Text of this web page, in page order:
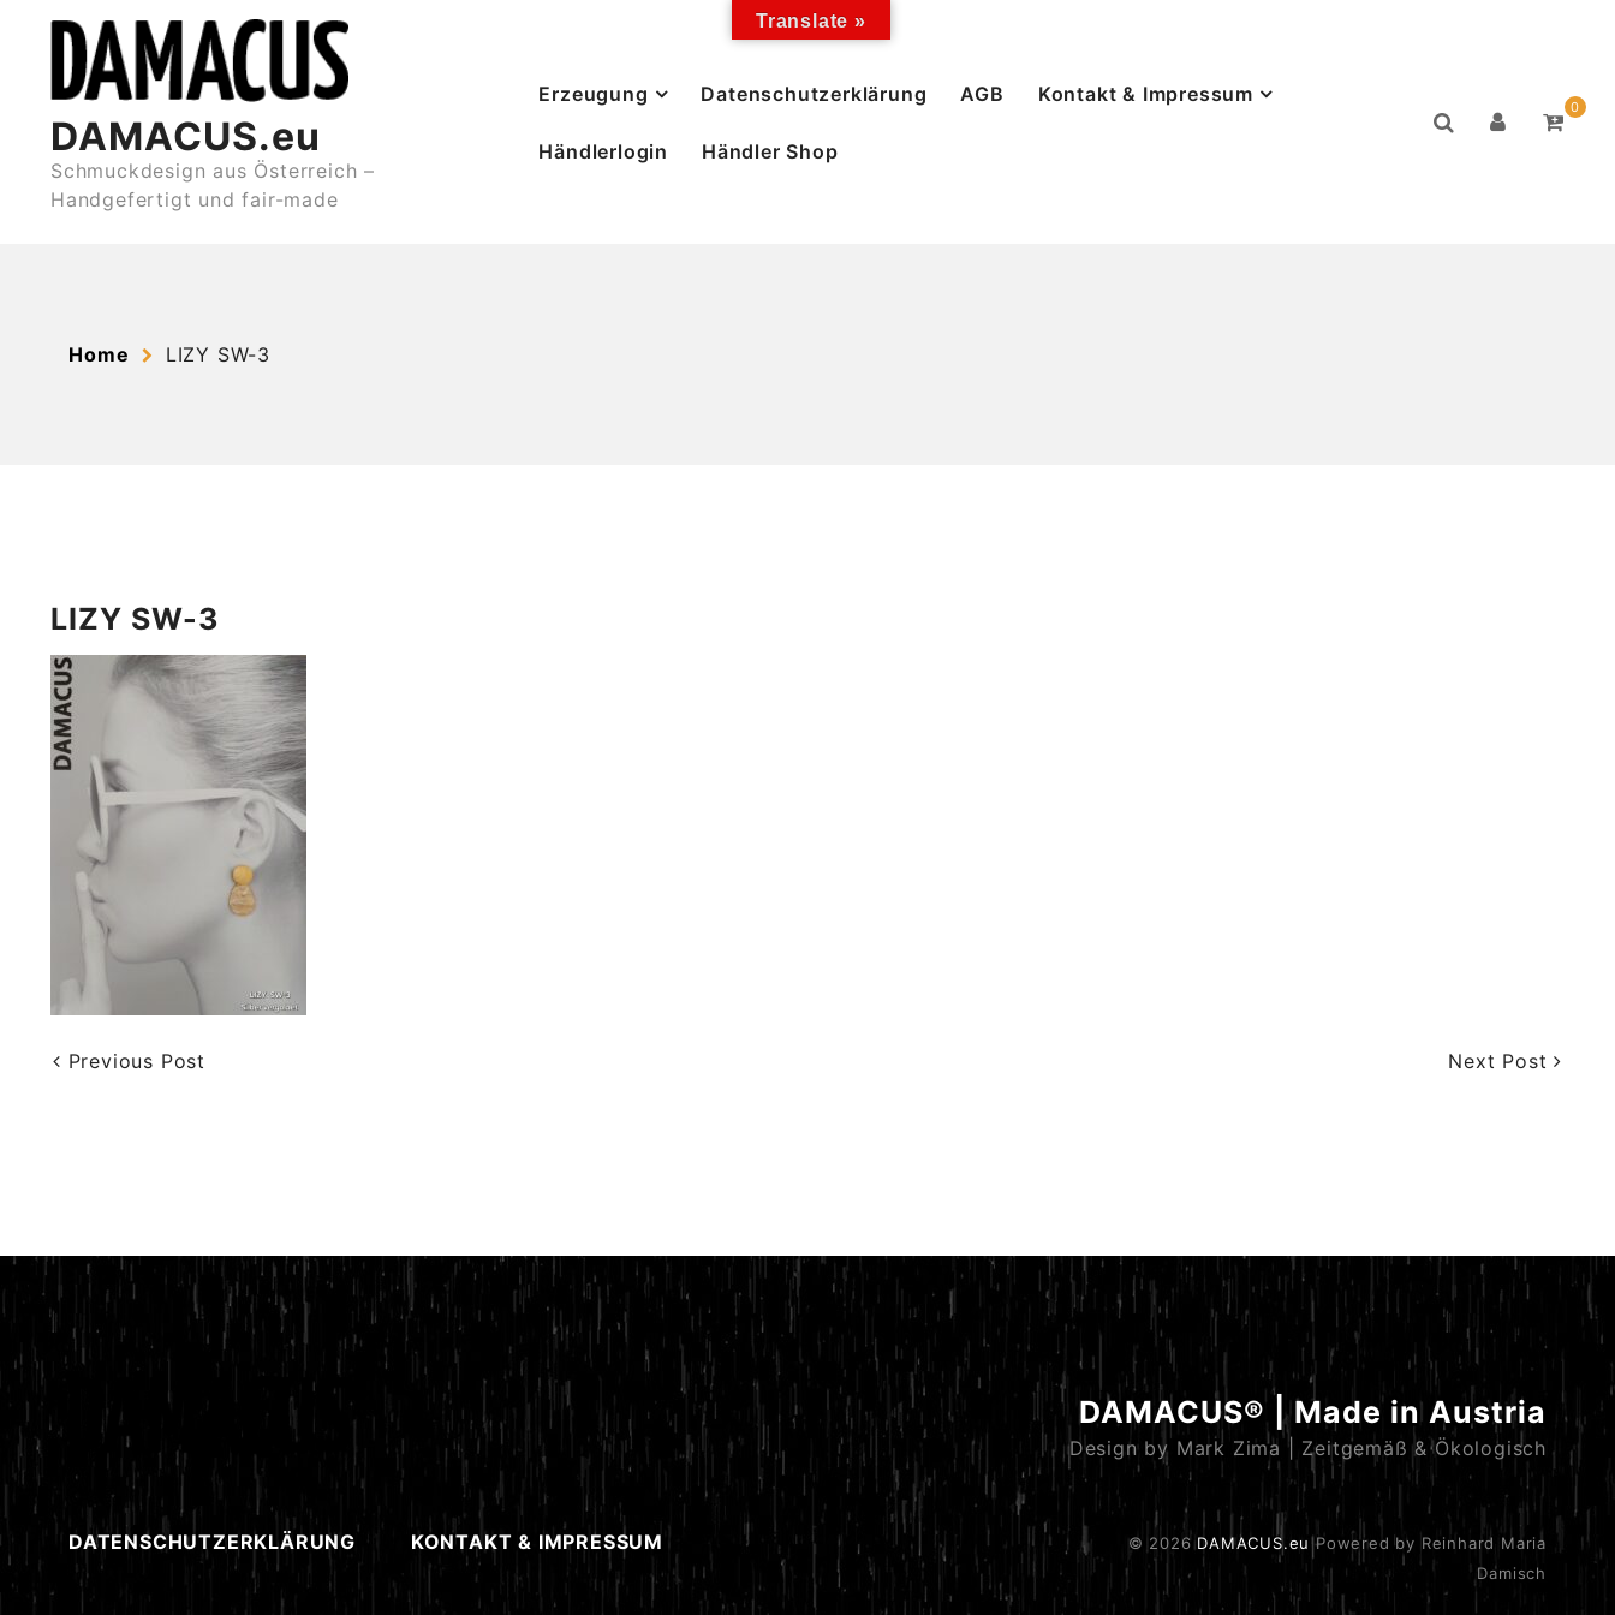
content
DAMACUS.eu
Schmuckdesign aus Österreich –
Handgefertigt und fair-made
Erzeugung Datenschutzerklärung AGB Kontakt & Impressum
Händlerlogin Händler Shop
0
Home LIZY SW-3
LIZY SW-3
Previous Post Next Post
DAMACUS® | Made in Austria
Design by Mark Zima | Zeitgemäß & Ökologisch
DATENSCHUTZERKLÄRUNG KONTAKT & IMPRESSUM © 2026 DAMACUS.eu Powered by Reinhard Maria
Damisch
Translate »